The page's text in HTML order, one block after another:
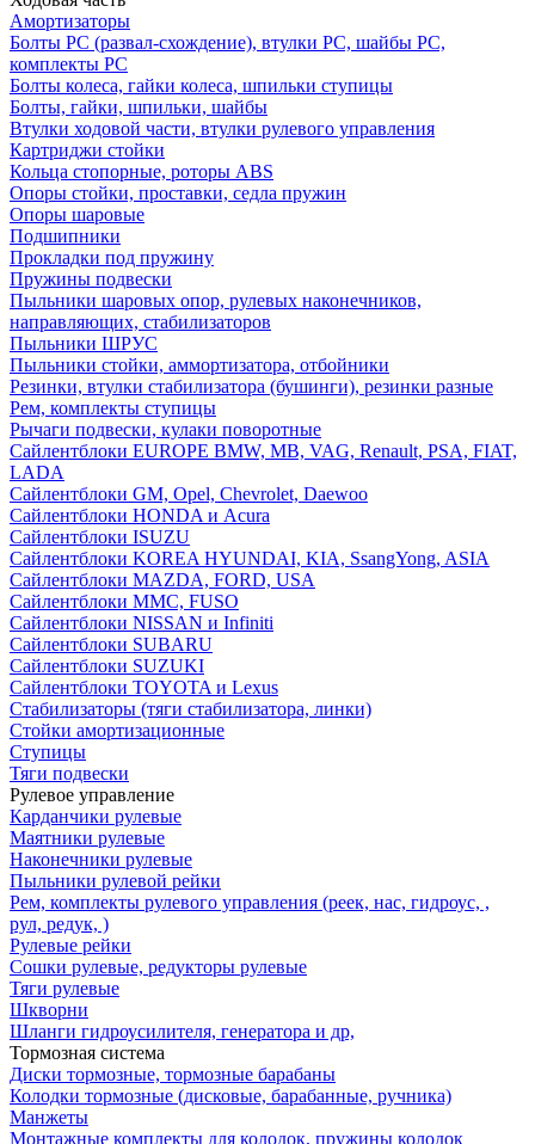
Амортизаторы
Болты РС (развал-схождение), втулки РС, шайбы РС,
комплекты РС
Болты колеса, гайки колеса, шпильки ступицы
Болты, гайки, шпильки, шайбы
Втулки ходовой части, втулки рулевого управления
Картриджи стойки
Кольца стопорные, роторы ABS
Опоры стойки, проставки, седла пружин
Опоры шаровые
Подшипники
Прокладки под пружину
Пружины подвески
Пыльники шаровых опор, рулевых наконечников,
направляющих, стабилизаторов
Пыльники ШРУС
Пыльники стойки, аммортизатора, отбойники
Резинки, втулки стабилизатора (бушинги), резинки разные
Рем, комплекты ступицы
Рычаги подвески, кулаки поворотные
Сайлентблоки EUROPE BMW, MB, VAG, Renault, PSA, FIAT,
LADA
Сайлентблоки GM, Opel, Chevrolet, Daewoo
Сайлентблоки HONDA и Acura
Сайлентблоки ISUZU
Сайлентблоки KOREA HYUNDAI, KIA, SsangYong, ASIA
Сайлентблоки MAZDA, FORD, USA
Сайлентблоки MMC, FUSO
Сайлентблоки NISSAN и Infiniti
Сайлентблоки SUBARU
Сайлентблоки SUZUKI
Сайлентблоки TOYOTA и Lexus
Стабилизаторы (тяги стабилизатора, линки)
Стойки амортизационные
Ступицы
Тяги подвески
Рулевое управление
Карданчики рулевые
Маятники рулевые
Наконечники рулевые
Пыльники рулевой рейки
Рем, комплекты рулевого управления (реек, нас, гидроус, ,
рул, редук, )
Рулевые рейки
Сошки рулевые, редукторы рулевые
Тяги рулевые
Шкворни
Шланги гидроусилителя, генератора и др,
Тормозная система
Диски тормозные, тормозные барабаны
Колодки тормозные (дисковые, барабанные, ручника)
Манжеты
Монтажные комплекты для колодок, пружины колодок